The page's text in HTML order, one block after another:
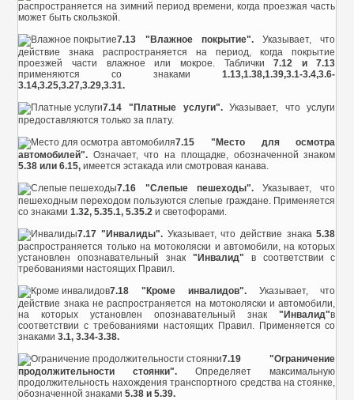
распространяется на зимний период времени, когда проезжая часть
может быть скользкой.
7.13 "Влажное покрытие".Указывает, что
действие знака распространяется на период, когда покрытие
проезжей части влажное или мокрое. Таблички7.12 и 7.13
применяются со знаками1.13,1.38,1.39,3.1-3.4,3.6-
3.14,3.25,3.27,3.29,3.31.
7.14 "Платные услуги".Указывает, что услуги
предоставляются только за плату.
7.15 "Место для осмотра
автомобилей". Означает, что на площадке, обозначенной знаком
5.38 или 6.15, имеется эстакада или смотровая канава.
7.16 "Слепые пешеходы".Указывает, что
пешеходным переходом пользуются слепые граждане. Применяется
со знаками1.32, 5.35.1, 5.35.2 и светофорами.
7.17 "Инвалиды". Указывает, что действие знака5.38
распространяется только на мотоколяски и автомобили, на которых
установлен опознавательный знак "Инвалид" в соответствии с
требованиями настоящих Правил.
7.18 "Кроме инвалидов".Указывает, что
действие знака не распространяется на мотоколяски и автомобили,
на которых установлен опознавательный знак"Инвалид"в
соответствии с требованиями настоящих Правил. Применяется со
знаками3.1, 3.34-3.38.
7.19 "Ограничение
продолжительности стоянки". Определяет максимальную
продолжительность нахождения транспортного средства на стоянке,
обозначенной знаками 5.38 и 5.39.